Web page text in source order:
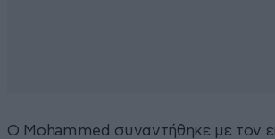
Ο Mohammed συναντήθηκε με τον